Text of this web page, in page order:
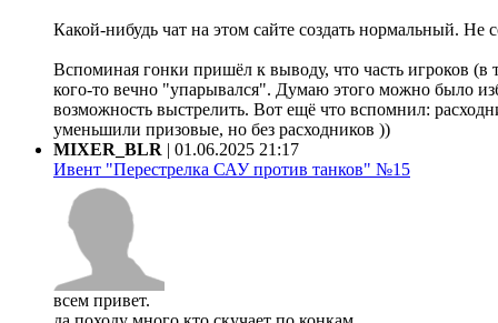
Какой-нибудь чат на этом сайте создать нормальный.
Вспоминая гонки пришёл к выводу, что часть игроков
кого-то вечно "упарывался". Думаю этого можно было
возможность выстрелить. Вот ещё что вспомнил:
уменьшили призовые, но без расходников ))
MIXER_BLR | 01.06.2025 21:17
Ивент "Перестрелка САУ против танков" №15
всем привет.